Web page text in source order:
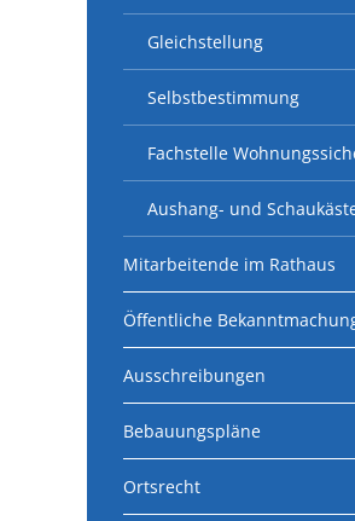
Gleichstellung
Selbstbestimmung
Fachstelle
Aushang- und
Mitarbeitende im Rathaus
Öffentliche
Ausschreibungen
Bebauungspläne
Ortsrecht